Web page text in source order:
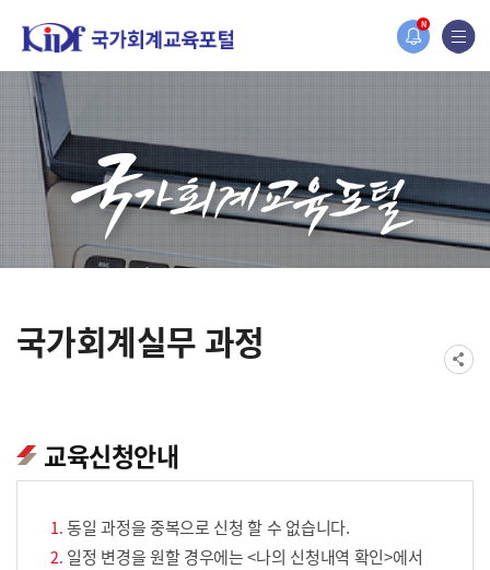
N
홈페이지가 새롭게 개편되었습니다.
한국조세재정연구원홈페이지가 새롭게 개설되었습니다.
국가회계실무 과정
교육신청안내
동일 과정을 중복으로 신청 할 수 없습니다.
일정 변경을 원할 경우에는 <나의 신청내역 확인>에서